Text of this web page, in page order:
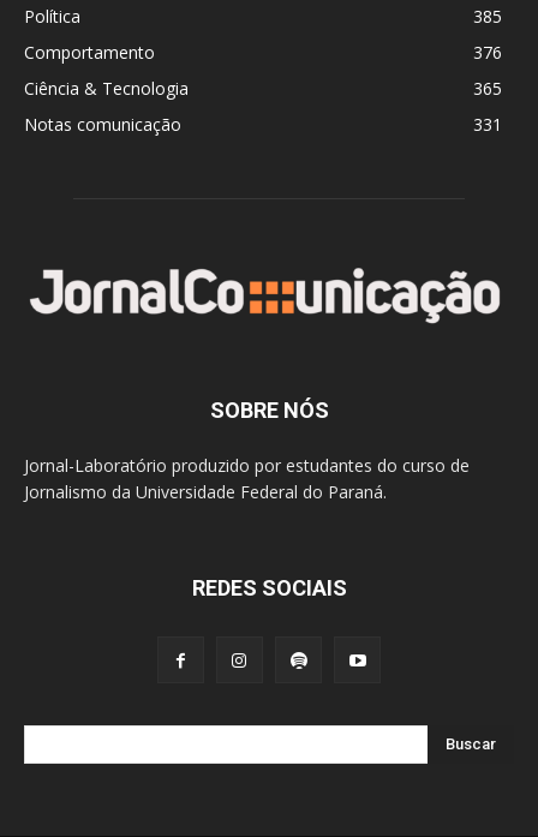
Política
385
Comportamento
376
Ciência & Tecnologia
365
Notas comunicação
331
SOBRE NÓS
Jornal-Laboratório produzido por estudantes do curso de
Jornalismo da Universidade Federal do Paraná.
REDES SOCIAIS
Buscar